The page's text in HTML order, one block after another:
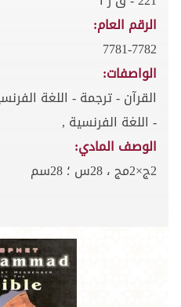
الرقم العام:
7781-7782
الواصفات:
القرآن - ترجمة - اللغة
- اللغة الفرنسية ,
الوصف المادي:
2ج×2مج ، 28س ؛ 28سم